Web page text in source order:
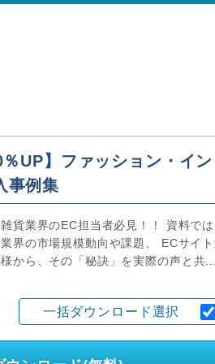
％UP】ファッション・イン
事例集
貨業界のEC担当者必見！！ 資料では
界の市場規模動向や課題、 ECサイト
から、その「秘訣」を実際の声と共...
一括ダウンロード選択